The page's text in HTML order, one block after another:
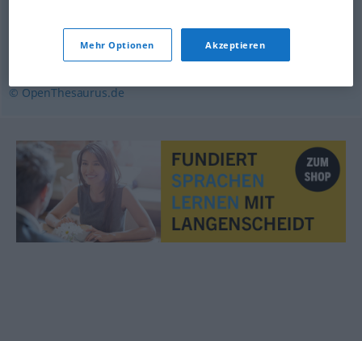
(Anzeige) schalten,annoncieren,anzeigen,(Anzeige)
veröffentlichen, (Anzeige) aufgeben
© OpenThesaurus.de
Mehr Optionen Akzeptieren